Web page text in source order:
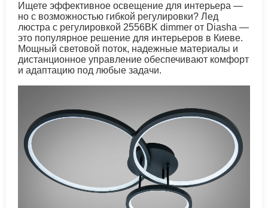
Ищете эффективное освещение для интерьера —
но с возможностью гибкой регулировки? Лед
люстра с регулировкой 2556BK dimmer от Diasha —
это популярное решение для интерьеров в Киеве.
Мощный световой поток, надежные материалы и
дистанционное управление обеспечивают комфорт
и адаптацию под любые задачи.